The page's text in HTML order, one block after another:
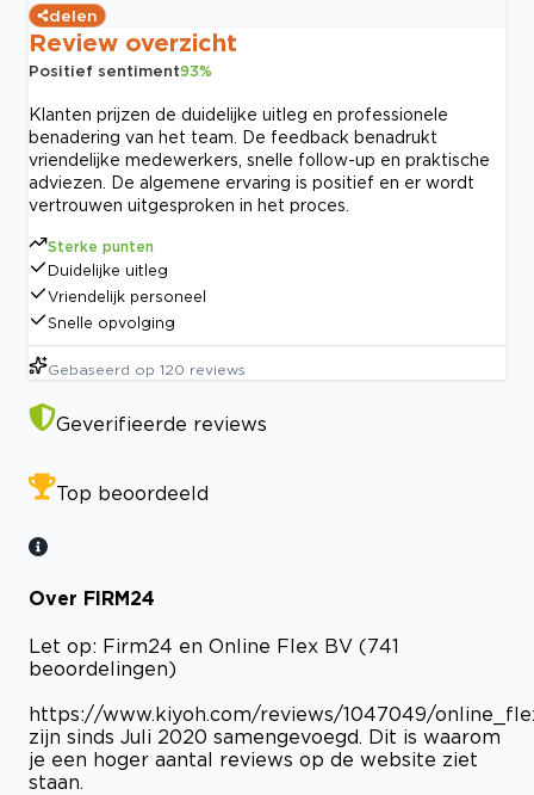
delen
Review overzicht
Positief sentiment93%
Klanten prijzen de duidelijke uitleg en professionele
benadering van het team. De feedback benadrukt
vriendelijke medewerkers, snelle follow-up en praktische
adviezen. De algemene ervaring is positief en er wordt
vertrouwen uitgesproken in het proces.
Sterke punten
Duidelijke uitleg
Vriendelijk personeel
Snelle opvolging
Gebaseerd op 120 reviews
Geverifieerde reviews
Top beoordeeld
Over FIRM24
Let op: Firm24 en Online Flex BV (741
beoordelingen)
https://www.kiyoh.com/reviews/1047049/
zijn sinds Juli 2020 samengevoegd. Dit is waarom
je een hoger aantal reviews op de website ziet
staan.